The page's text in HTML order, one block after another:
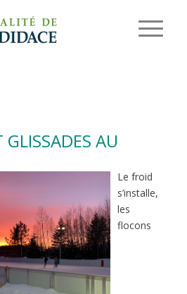
AU
Le froid
s’installe,
les
flocons